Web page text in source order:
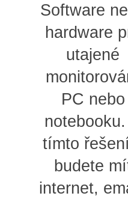
Software
hardware
utajené
PC nebo
tímto
budete
internet,